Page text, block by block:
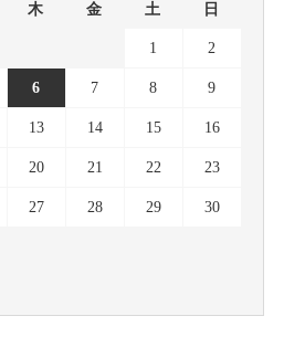
木 金 土 日
1 2
6 7 8 9
13 14 15 16
20 21 22 23
27 28 29 30